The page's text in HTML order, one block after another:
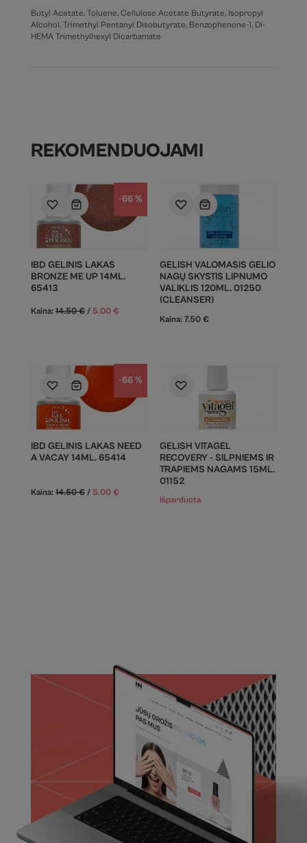
Butyl Acetate, Toluene, Cellulose Acetate Butyrate, Isopropyl
Alcohol, Trimethyl Pentanyl Disobutyrate, Benzophenone-1, Di-
HEMA Trimethylhexyl Dicarbamate
REKOMENDUOJAMI
-66 %
IBD GELINIS LAKAS
BRONZE ME UP 14ML.
65413
Kaina: 14.50€ / 5.00 €
GELISH VALOMASIS GELIO
NAGŲ SKYSTIS LIPNUMO
VALIKLIS 120ML. 01250
(CLEANSER)
Kaina: 7.50 €
-66 %
IBD GELINIS LAKAS NEED
A VACAY 14ML. 65414
Kaina: 14.50€ / 5.00 €
GELISH VITAGEL
RECOVERY - SILPNIEMS IR
TRAPIEMS NAGAMS 15ML.
01152
Išparduota